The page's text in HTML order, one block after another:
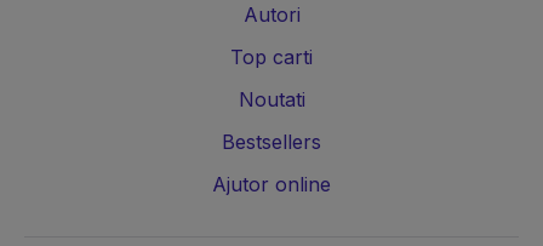
Autori
Top carti
Noutati
Bestsellers
Ajutor online